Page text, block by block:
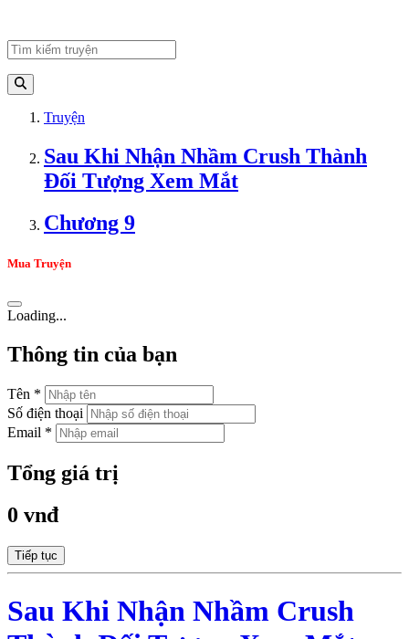
Truyện
Sau Khi Nhận Nhầm Crush Thành
Đối Tượng Xem Mắt
Chương 9
Mua Truyện
Loading...
Thông tin của bạn
Tên *
Số điện thoại
Email *
Tổng giá trị
0 vnđ
Tiếp tục
Sau Khi Nhận Nhầm Crush